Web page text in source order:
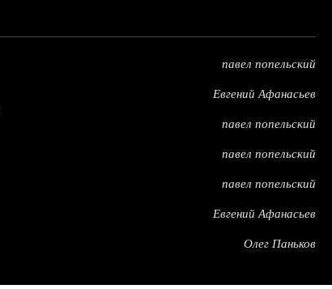
павел попельский
Евгений Афанасьев
павел попельский
павел попельский
павел попельский
Евгений Афанасьев
Олег Паньков